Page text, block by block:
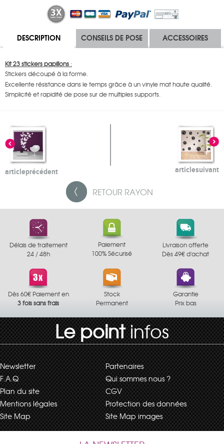
DESCRIPTION CONSEILS DE POSE ACCESSOIRES
Kit 23 stickers papillons :
Stickers découpé à la forme.
Excellente résistance dans le temps grâce à un vinyle mat haute qualité.
Simplicité et rapidité de pose sur de multiples supports.
articleprécédent articlesuivant
RETOUR RAYON
Délais de traitement
24 / 48h
Paiement
100% Sécurisé
Livraison offerte
Dès 49€ d'achat
Dès 60€ Paiement en
3 fois sans frais
Stock
Permanent
Garantie
Prix bas
Le pointinfos
Newsletter
Partenaires
F.A.Q
Qui sommes nous ?
Plan du site
CGV
Mentions légales
Protection des données
Site Map
Site Map images